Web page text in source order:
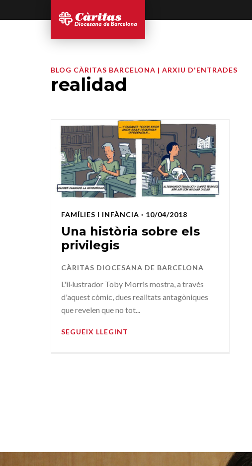
BLOG CÀRITAS BARCELONA | ARXIU D'ENTRADES
realidad
FAMÍLIES I INFÀNCIA · 10/04/2018
Una història sobre els
privilegis
CÀRITAS DIOCESANA DE BARCELONA
L'il·lustrador Toby Morris mostra, a través
d'aquest còmic, dues realitats antagòniques
que revelen que no tot...
SEGUEIX LLEGINT